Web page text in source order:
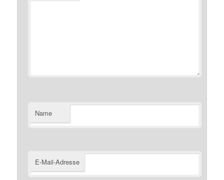
Name
E-Mail-Adresse